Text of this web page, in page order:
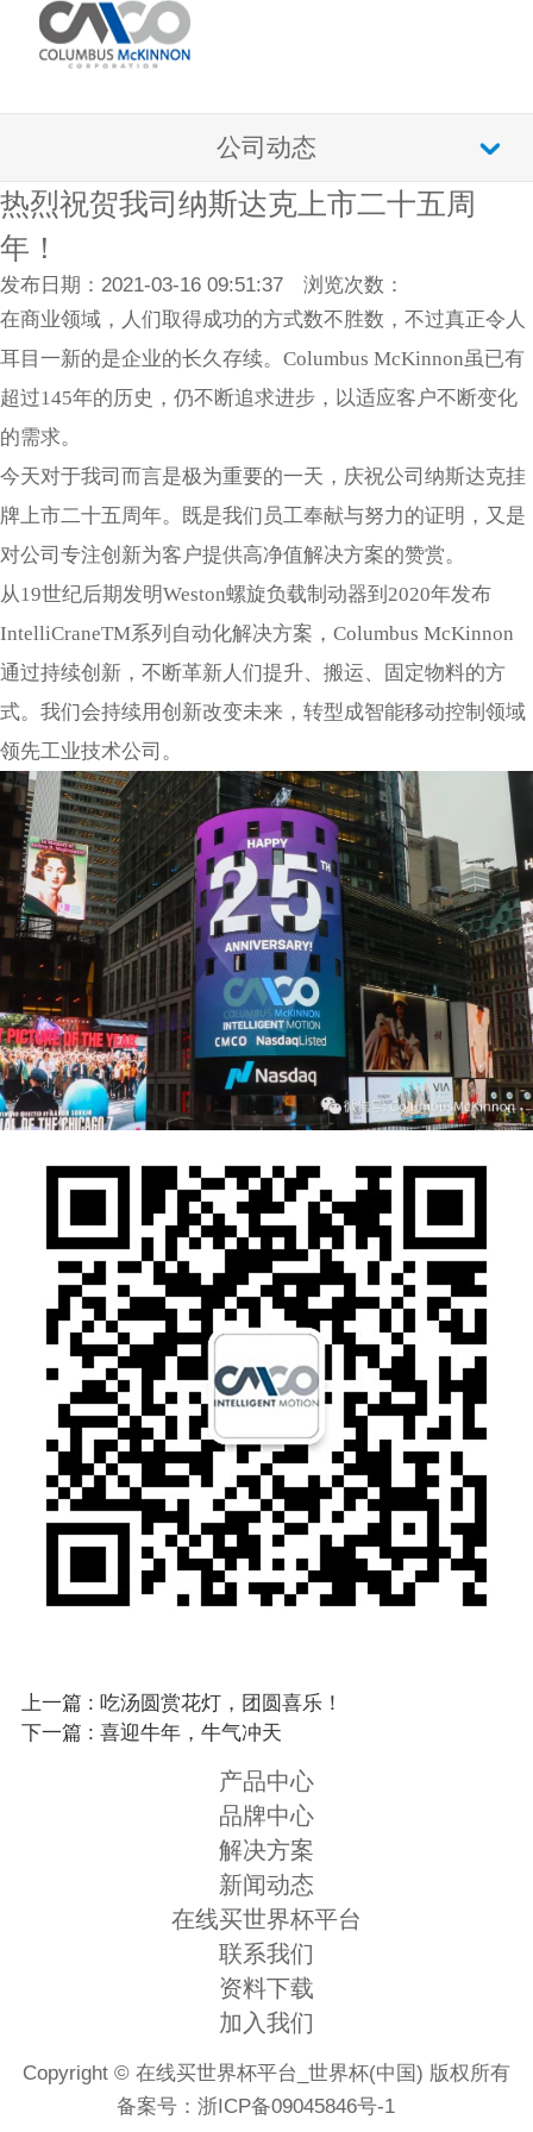
公司动态
热烈祝贺我司纳斯达克上市二十五周
年！
发布日期：2021-03-16 09:51:37 浏览次数：
在商业领域，人们取得成功的方式数不胜数，不过真正令人
耳目一新的是企业的长久存续。Columbus McKinnon虽已有
超过145年的历史，仍不断追求进步，以适应客户不断变化
的需求。
今天对于我司而言是极为重要的一天，庆祝公司纳斯达克挂
牌上市二十五周年。既是我们员工奉献与努力的证明，又是
对公司专注创新为客户提供高净值解决方案的赞赏。
从19世纪后期发明Weston螺旋负载制动器到2020年发布
IntelliCraneTM系列自动化解决方案，Columbus McKinnon
通过持续创新，不断革新人们提升、搬运、固定物料的方
式。我们会持续用创新改变未来，转型成智能移动控制领域
领先工业技术公司。
上一篇 : 吃汤圆赏花灯，团圆喜乐！
下一篇 : 喜迎牛年，牛气冲天
产品中心
品牌中心
解决方案
新闻动态
在线买世界杯平台
联系我们
资料下载
加入我们
Copyright © 在线买世界杯平台_世界杯(中国) 版权所有
备案号：浙ICP备09045846号-1